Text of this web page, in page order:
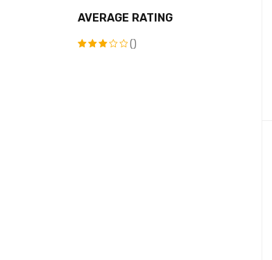
AVERAGE RATING
()